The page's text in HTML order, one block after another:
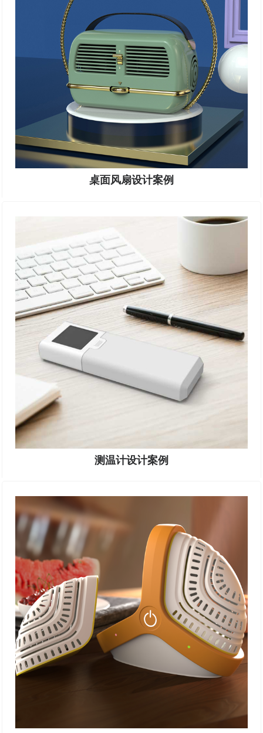
桌面风扇设计案例
测温计设计案例